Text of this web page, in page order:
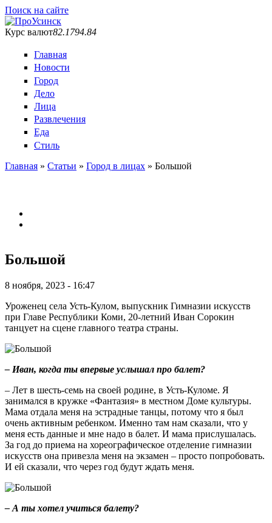
Поиск на сайте
Курс валют82.1794.84
Главная
Новости
Город
Дело
Лица
Развлечения
Еда
Стиль
Главная » Статьи » Город в лицах » Большой
Большой
8 ноября, 2023 - 16:47
Уроженец села Усть-Кулом, выпускник Гимназии искусств
при Главе Республики Коми, 20-летний Иван Сорокин
танцует на сцене главного театра страны.
– Иван, когда ты впервые услышал про балет?
– Лет в шесть-семь на своей родине, в Усть-Куломе. Я
занимался в кружке «Фантазия» в местном Доме культуры.
Мама отдала меня на эстрадные танцы, потому что я был
очень активным ребенком. Именно там нам сказали, что у
меня есть данные и мне надо в балет. И мама прислушалась.
За год до приема на хореографическое отделение гимназии
искусств она привезла меня на экзамен – просто попробовать.
И ей сказали, что через год будут ждать меня.
– А ты хотел учиться балету?